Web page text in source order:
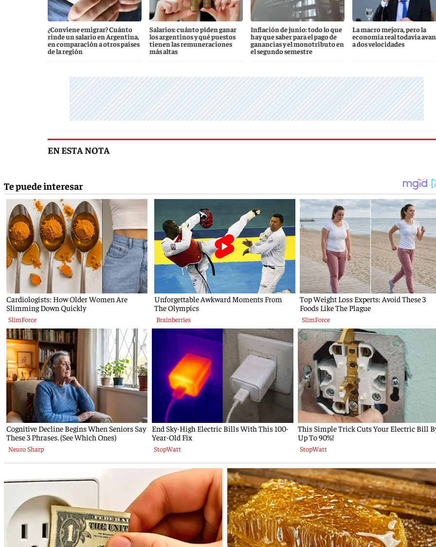
¿Conviene emigrar? Cuánto
rinde un salario en Argentina,
en comparación a otros países
de la región
Salarios: cuánto piden ganar
los argentinos y qué puestos
tienen las remuneraciones
más altas
Inflación de junio: todo lo que
hay que saber para el pago de
ganancias y el monotributo en
el segundo semestre
La macro mejora, pero la
economía real todavía
a dos velocidades
EN ESTA NOTA